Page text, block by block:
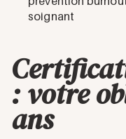
soignant
: votre
ans